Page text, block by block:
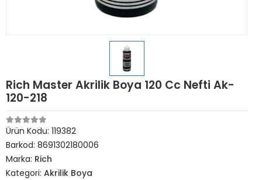
Rich Master Akrilik Boya 120 Cc Nefti Ak-
120-218
Ürün Kodu: 119382
Barkod: 8691302180006
Marka: Rich
Kategori: Akrilik Boya